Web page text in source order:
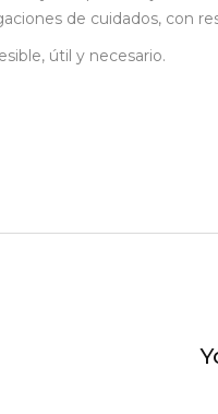
de cuidados, con
útil y necesario.